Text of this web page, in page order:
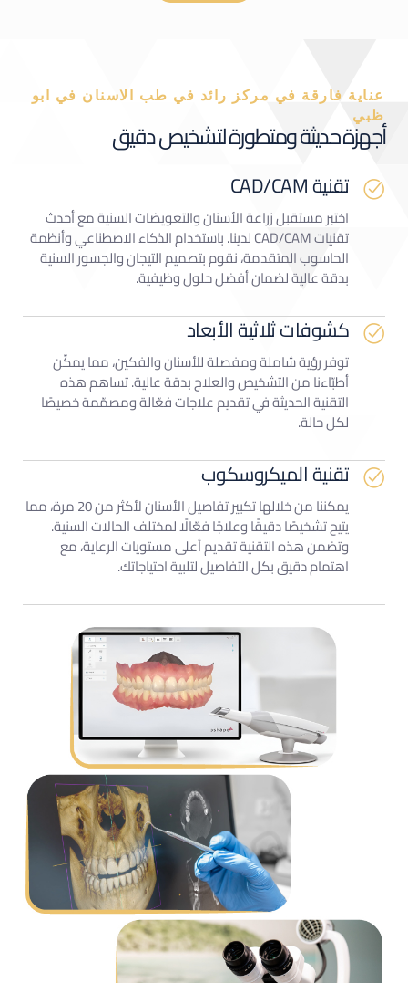
عناية فارقة في مركز رائد في طب الاسنان في ابو
ظبي
أجهزة حديثة ومتطورة لتشخيص دقيق
تقنية CAD/CAM
اختبر مستقبل زراعة الأسنان والتعويضات السنية مع أحدث
تقنيات CAD/CAM لدينا. باستخدام الذكاء الاصطناعي وأنظمة
الحاسوب المتقدمة، نقوم بتصميم التيجان والجسور السنية
بدقة عالية لضمان أفضل حلول وظيفية.
كشوفات ثلاثية الأبعاد
توفر رؤية شاملة ومفصلة للأسنان والفكين، مما يمكّن
أطبّاءنا من التشخيص والعلاج بدقة عالية. تساهم هذه
التقنية الحديثة في تقديم علاجات فعّالة ومصمّمة خصيصًا
لكل حالة.
تقنية الميكروسكوب
يمكننا من خلالها تكبير تفاصيل الأسنان لأكثر من 20 مرة، مما
يتيح تشخيصًا دقيقًا وعلاجًا فعّالًا لمختلف الحالات السنية.
وتضمن هذه التقنية تقديم أعلى مستويات الرعاية، مع
اهتمام دقيق بكل التفاصيل لتلبية احتياجاتك.